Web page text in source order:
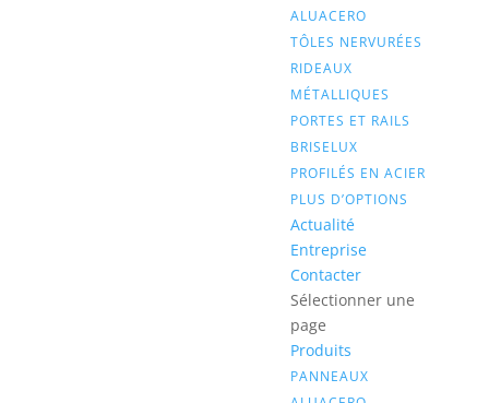
ALUACERO
TÔLES NERVURÉES
RIDEAUX
MÉTALLIQUES
PORTES ET RAILS
BRISELUX
PROFILÉS EN ACIER
PLUS D’OPTIONS
Actualité
Entreprise
Contacter
Sélectionner une
page
Produits
PANNEAUX